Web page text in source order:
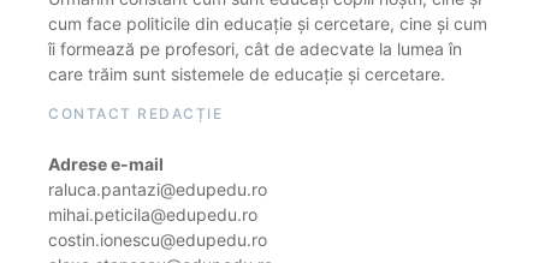
cum face politicile din educație și cercetare, cine și cum
îi formează pe profesori, cât de adecvate la lumea în
care trăim sunt sistemele de educație și cercetare.
CONTACT REDACȚIE
Adrese e-mail
raluca.pantazi@edupedu.ro
mihai.peticila@edupedu.ro
costin.ionescu@edupedu.ro